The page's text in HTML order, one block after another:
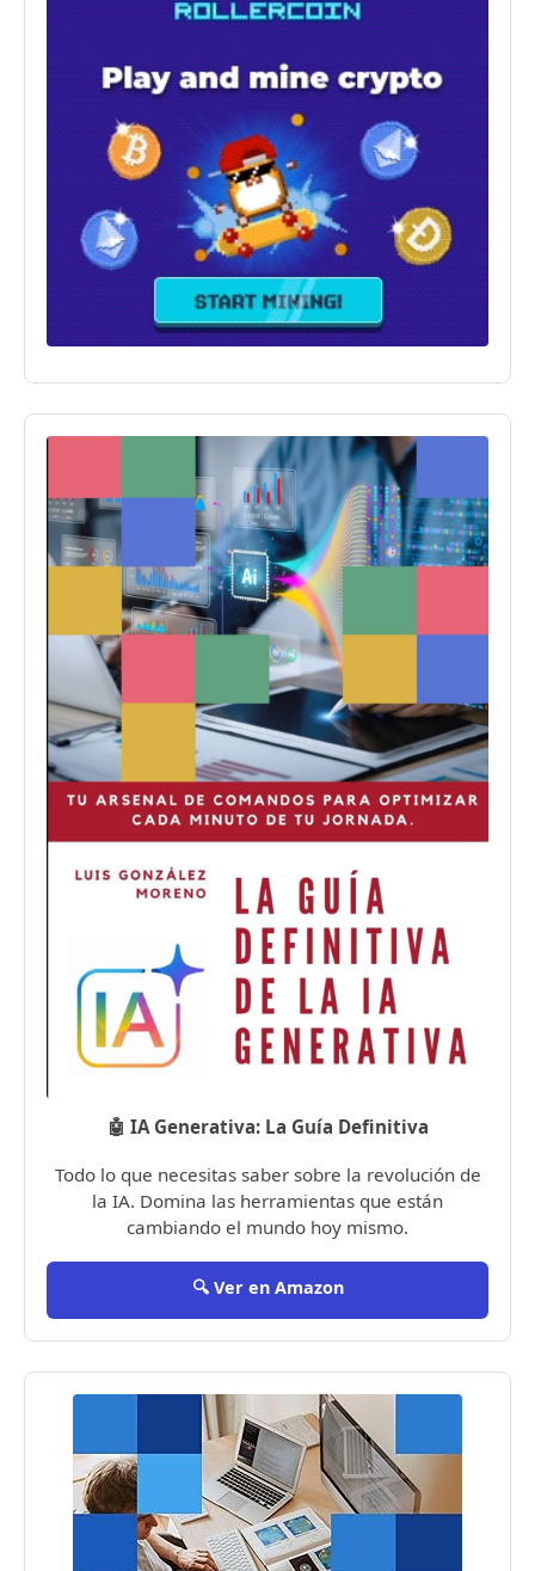
🤖 IA Generativa: La Guía Definitiva
Todo lo que necesitas saber sobre la revolución de
la IA. Domina las herramientas que están
cambiando el mundo hoy mismo.
🔍 Ver en Amazon